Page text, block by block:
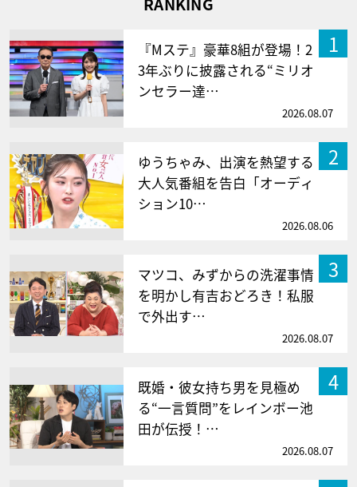
1
『Mステ』豪華8組が登場！2
3年ぶりに披露される“ミリオ
ンセラー達…
2026.08.07
2
ゆうちゃみ、出演を熱望する
大人気番組を告白「オーディ
ション10…
2026.08.06
3
マツコ、みずからの洗濯事情
を明かし有吉おどろき！私服
で外出す…
2026.08.07
4
既婚・彼女持ち男を見極め
る“一言質問”をレインボー池
田が伝授！…
2026.08.07